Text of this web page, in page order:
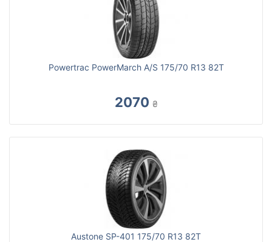
Powertrac PowerMarch A/S 175/70 R13 82T
2070 ₴
Austone SP-401 175/70 R13 82T